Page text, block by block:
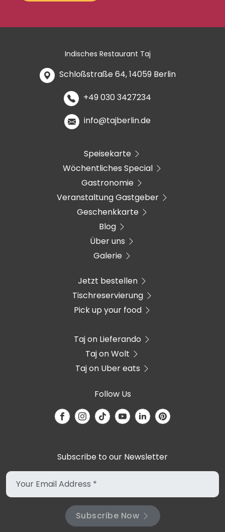
Indisches Restaurant Taj
Schloßstraße 64, 14059 Berlin
+49 030 3427234
info@tajberlin.de
Speisekarte
Wöchentliches Special
Gastronomie
Veranstaltung Gastgeber
Geschenkkarte
Blog
Über uns
Galerie
Jetzt bestellen
Tischreservierung
Pick up your food
Taj on Lieferando
Taj on Wolt
Taj on Uber eats
Follow Us
Subscribe to our Newsletter
Subscribe Now